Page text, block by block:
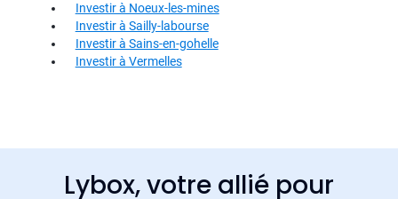
Investir à Noeux-les-mines
Investir à Sailly-labourse
Investir à Sains-en-gohelle
Investir à Vermelles
Lybox, votre allié pour